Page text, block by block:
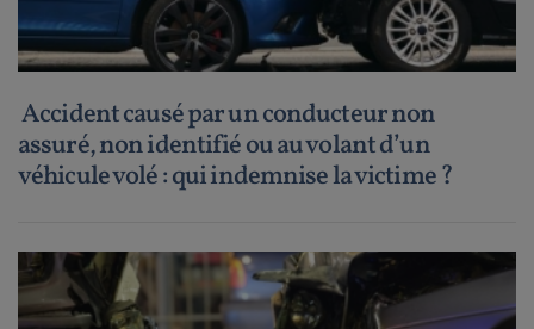
Accident causé par un conducteur non
assuré, non identifié ou au volant d’un
véhicule volé : qui indemnise la victime ?